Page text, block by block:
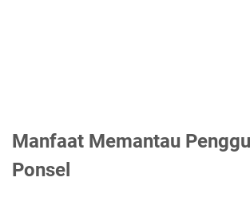
Manfaat Memantau
Ponsel